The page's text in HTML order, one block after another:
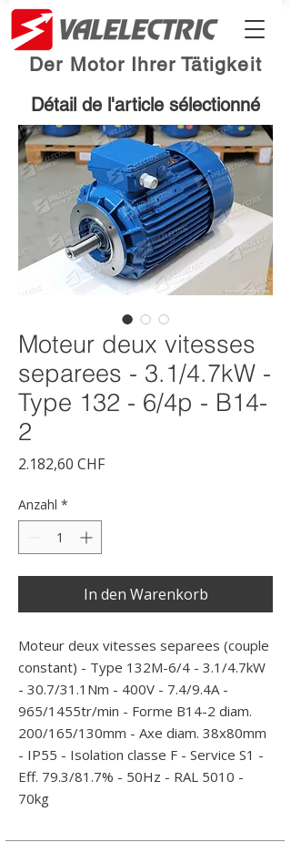
Der Motor Ihrer Tätigkeit
Détail de l'article sélectionné
Moteur deux vitesses
separees - 3.1/4.7kW -
Type 132 - 6/4p - B14-
2
2.182,60 CHFPreis
Anzahl *
In den Warenkorb
Moteur deux vitesses separees (couple
constant) - Type 132M-6/4 - 3.1/4.7kW
- 30.7/31.1Nm - 400V - 7.4/9.4A -
965/1455tr/min - Forme B14-2 diam.
200/165/130mm - Axe diam. 38x80mm
- IP55 - Isolation classe F - Service S1 -
Eff. 79.3/81.7% - 50Hz - RAL 5010 -
70kg